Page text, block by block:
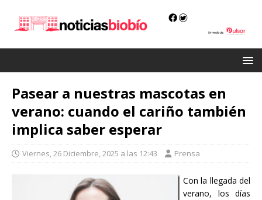
Pasear a nuestras mascotas en
verano: cuando el cariño también
implica saber esperar
Viernes, 26 Diciembre, 2025 a las 12:43 Prensa
Con la llegada del
verano, los días